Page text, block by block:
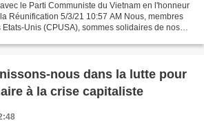
le Parti Communiste du Vietnam en l'honneur
Réunification 5/3/21 10:57 AM Nous, membres
Unis (CPUSA), sommes solidaires de nos
nous dans la lutte pour
à la crise capitaliste